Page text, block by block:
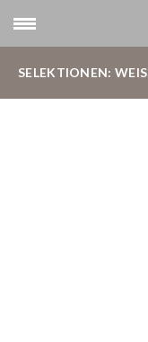
SELEKTIONEN: WEISS